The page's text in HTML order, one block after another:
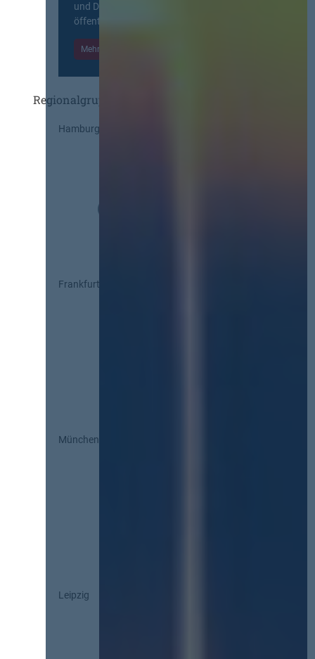
und Diskurs zwischen allen am
öffentlichen Markt beteiligten Kräften.
Mehr Informationen
Regionalgruppen
Hamburg
Frankfurt
München
Leipzig